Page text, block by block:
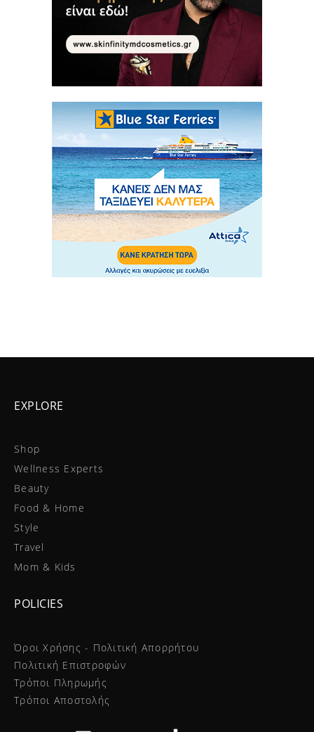
EXPLORE
Shop
Wellness Experts
Beauty
Food & Home
Style
Travel
Mom & Kids
POLICIES
Όροι Χρήσης - Πολιτική Απορρήτου
Πολιτική Επιστροφών
Τρόποι Πληρωμής
Τρόποι Αποστολής